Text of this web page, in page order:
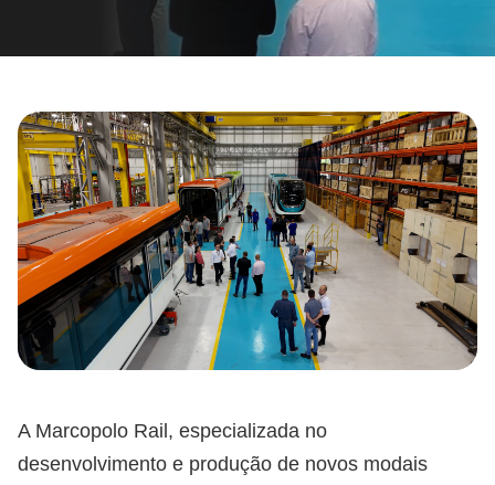
A Marcopolo Rail, especializada no
desenvolvimento e produção de novos modais